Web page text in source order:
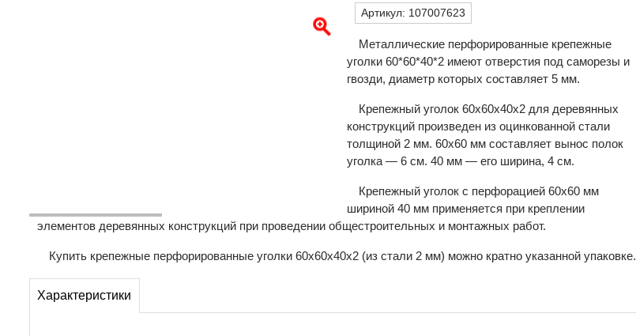
Артикул: 107007623
Металлические перфорированные крепежные
уголки 60*60*40*2 имеют отверстия под саморезы и
гвозди, диаметр которых составляет 5 мм.
Крепежный уголок 60х60х40х2 для деревянных
конструкций произведен из оцинкованной стали
толщиной 2 мм. 60х60 мм составляет вынос полок
уголка — 6 см. 40 мм — его ширина, 4 см.
Крепежный уголок с перфорацией 60х60 мм
шириной 40 мм применяется при креплении
элементов деревянных конструкций при проведении общестроительных и монтажных работ.
Купить крепежные перфорированные уголки 60х60х40х2 (из стали 2 мм) можно кратно указанной упаковке.
Характеристики